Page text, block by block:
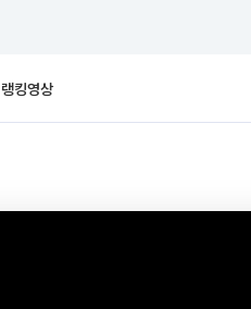
랭킹영상